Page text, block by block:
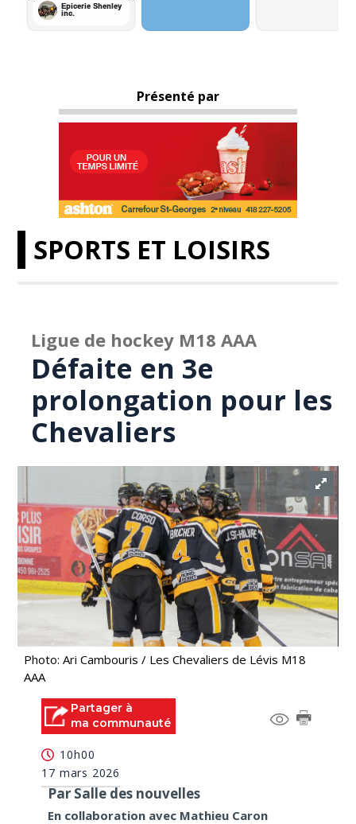
Présenté par
SPORTS ET LOISIRS
Ligue de hockey M18 AAA
Défaite en 3e
prolongation pour les
Chevaliers
Photo: Ari Cambouris / Les Chevaliers de Lévis M18
AAA
Partager à
ma communauté
10h00
17 mars 2026
Par Salle des nouvelles
En collaboration avec Mathieu Caron